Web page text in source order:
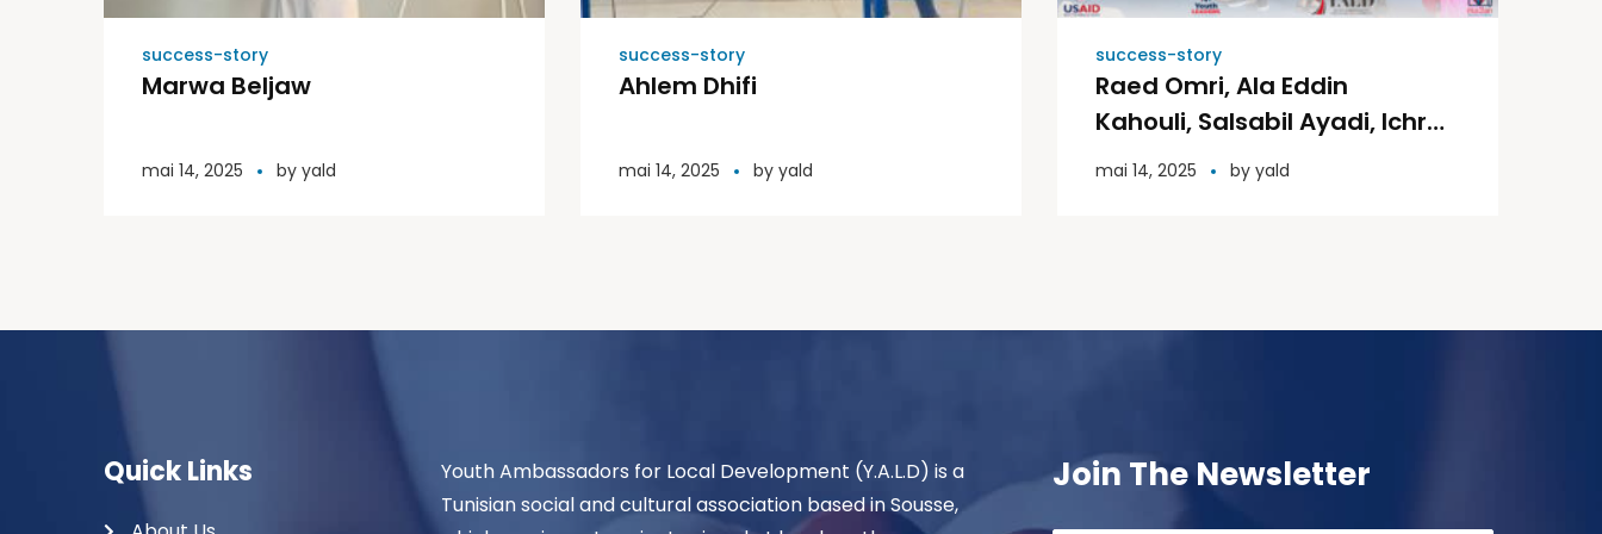
success-story
Marwa Beljaw
mai 14, 2025 by yald
success-story
Ahlem Dhifi
mai 14, 2025 by yald
success-story
Raed Omri, Ala Eddin
Kahouli, Salsabil Ayadi, Ichrak
Rahmi, Ali Nasser, and Ikhlas
mai 14, 2025 by yald
Quick Links
Youth Ambassadors for Local Development (Y.A.L.D) is a
Tunisian social and cultural association based in Sousse,
Join The Newsletter